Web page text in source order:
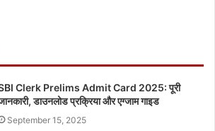
Clerk Prelims Admit Card 2025: पूरी
डाउनलोड प्रक्रिया और एग्जाम गाइड
September 15, 2025